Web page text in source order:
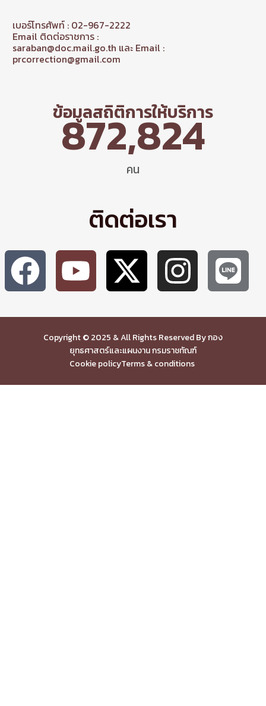
เบอร์โทรศัพท์ : 02-967-2222
Email ติดต่อราชการ :
saraban@doc.mail.go.th และ Email :
prcorrection@gmail.com
ข้อมูลสถิติการให้บริการ
คน
872,824
ติดต่อเรา
Copyright © 2025 & All Rights Reserved By กอง
ยุทธศาสตร์และแผนงาน กรมราชทัณฑ์
Cookie policyTerms & conditions